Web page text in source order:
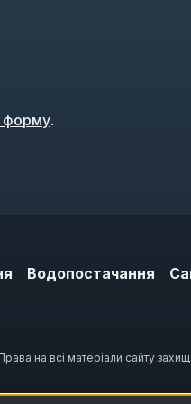
форму.
Водопостачання
на всі матеріали сайту